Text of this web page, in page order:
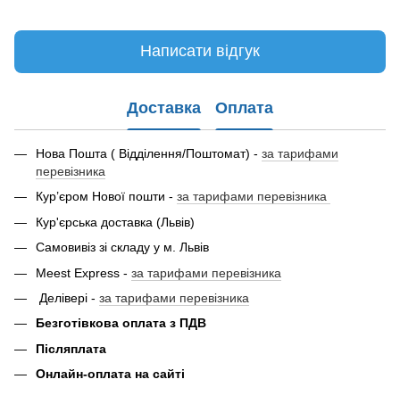
Написати відгук
Доставка Оплата
Нова Пошта ( Відділення/Поштомат) - за тарифами
перевізника
Кур’єром Нової пошти - за тарифами перевізника
Кур'єрська доставка (Львів)
Самовивіз зі складу у м. Львів
Meest Express - за тарифами перевізника
Делівері - за тарифами перевізника
Безготівкова оплата з ПДВ
Післяплата
Онлайн-оплата на сайті